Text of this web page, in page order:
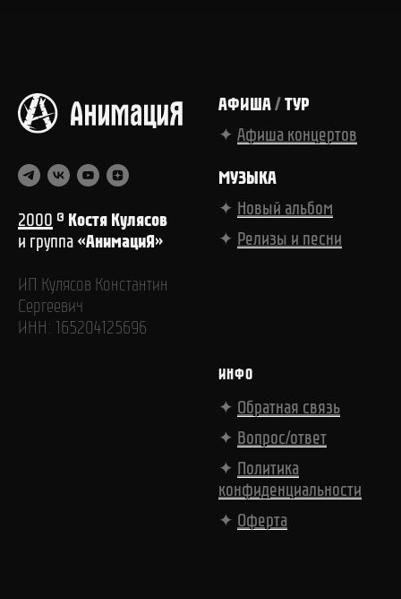
2000 © Костя Кулясов
и группа «АнимациЯ»
ИП Кулясов Константин
Сергеевич
ИНН: 165204125696
АФИША/ТУР
✦ Афиша концертов
МУЗЫКА
✦ Новый альбом
✦ Релизы и песни
ИНФО
✦ Обратная связь
✦ Вопрос/ответ
✦ Политика
конфиденциальности
✦ Оферта